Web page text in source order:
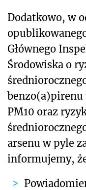
Dodatkowo, w
Głównego
Środowiska o
benzo(a)pirenu
PM10 oraz
arsenu w pyle
informujemy,